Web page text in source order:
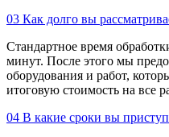
03 Как долго вы
Стандартное время
минут. После этого мы
оборудования и работ,
итоговую стоимость на все
04 В какие сроки вы